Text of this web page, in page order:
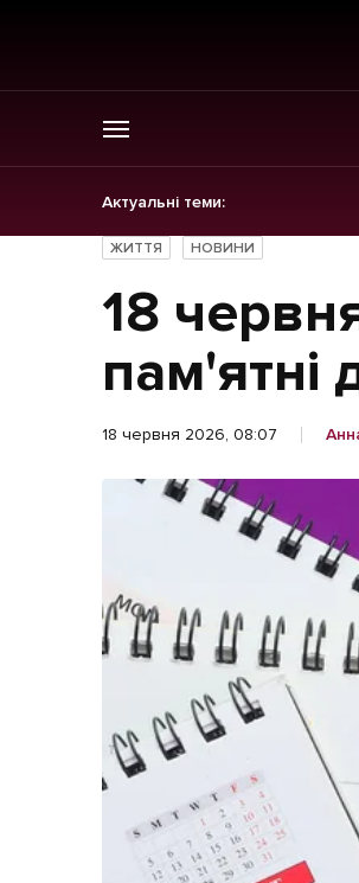
Актуальні теми:
ГОЛОВНЕ
Новини
Політика
Бізнес
Культура
Афіша
ЖИТТЯ НОВИНИ
18
пам'ятні
18 червня 2026, 08:07